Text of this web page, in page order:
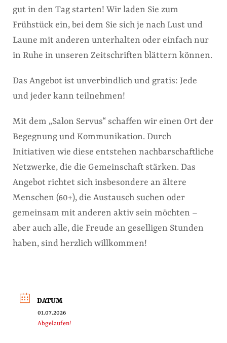
gut in den Tag starten! Wir laden Sie zum
Frühstück ein, bei dem Sie sich je nach Lust und
Laune mit anderen unterhalten oder einfach nur
in Ruhe in unseren Zeitschriften blättern können.
Das Angebot ist unverbindlich und gratis: Jede
und jeder kann teilnehmen!
Mit dem „Salon Servus“ schaffen wir einen Ort der
Begegnung und Kommunikation. Durch
Initiativen wie diese entstehen nachbarschaftliche
Netzwerke, die die Gemeinschaft stärken. Das
Angebot richtet sich insbesondere an ältere
Menschen (60+), die Austausch suchen oder
gemeinsam mit anderen aktiv sein möchten –
aber auch alle, die Freude an geselligen Stunden
haben, sind herzlich willkommen!
DATUM
01.07.2026
Abgelaufen!